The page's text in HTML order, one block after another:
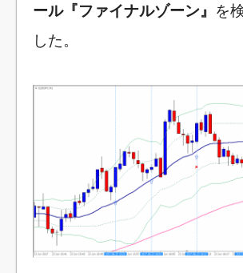
ール『ファイナルゾーン』 を
した。